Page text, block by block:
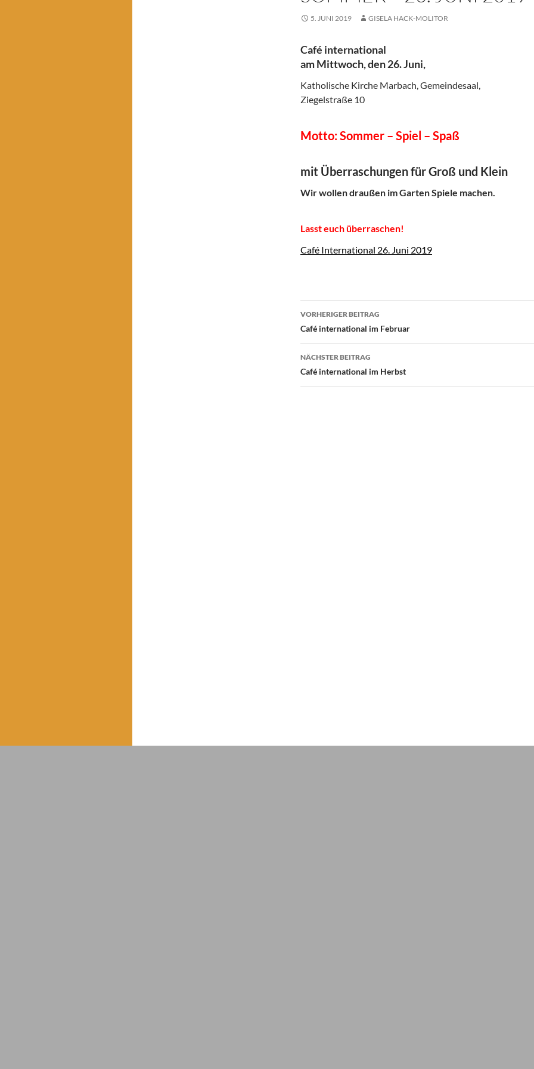
5. JUNI 2019 GISELA HACK-MOLITOR
Café international
am Mittwoch, den 26. Juni,
Katholische Kirche Marbach, Gemeindesaal,
Ziegelstraße 10
Motto: Sommer – Spiel – Spaß
mit Überraschungen für Groß und Klein
Wir wollen draußen im Garten Spiele machen.
Lasst euch überraschen!
Café International 26. Juni 2019
Beitragsnavigation
VORHERIGER BEITRAG
Café international im Februar
NÄCHSTER BEITRAG
Café international im Herbst